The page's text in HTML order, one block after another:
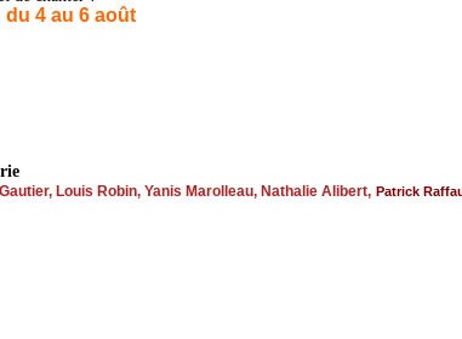
du 4 au 6 août
Louis Robin, Yanis Marolleau, Nathalie Alibert, Patrick